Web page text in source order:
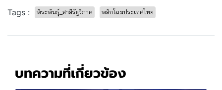
Tags : พีระพันธุ์_สาลีรัฐวิภาค พลิกโฉมประเทศไทย
บทความที่เกี่ยวข้อง